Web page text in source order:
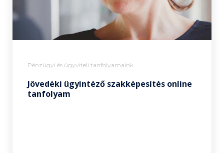
Pénzügyi és ügyviteli tanfolyamaink
Jövedéki ügyintéző szakképesítés online
tanfolyam